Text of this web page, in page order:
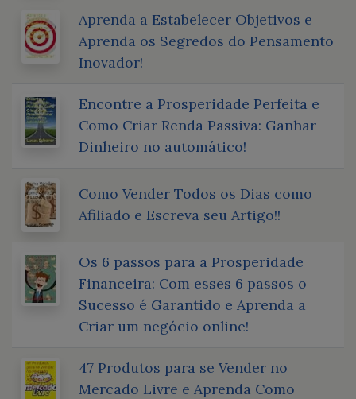
Aprenda a Estabelecer Objetivos e
Aprenda os Segredos do Pensamento
Inovador!
Encontre a Prosperidade Perfeita e
Como Criar Renda Passiva: Ganhar
Dinheiro no automático!
Como Vender Todos os Dias como
Afiliado e Escreva seu Artigo!!
Os 6 passos para a Prosperidade
Financeira: Com esses 6 passos o
Sucesso é Garantido e Aprenda a
Criar um negócio online!
47 Produtos para se Vender no
Mercado Livre e Aprenda Como